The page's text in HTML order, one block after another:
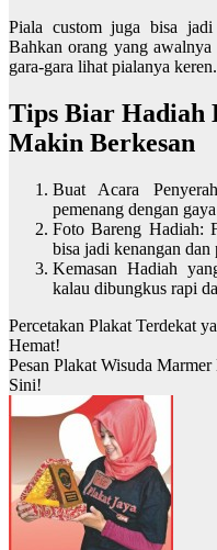
Piala custom juga bisa
Bahkan orang yang
gara-gara lihat pialanya keren.
Tips Biar Hadiah
Makin Berkesan
Buat Acara
pemenang dengan
Foto Bareng Hadiah:
bisa jadi kenangan dan
Kemasan Hadiah
kalau dibungkus rapi
Percetakan Plakat Terdekat
Hemat!
Pesan Plakat Wisuda
Sini!